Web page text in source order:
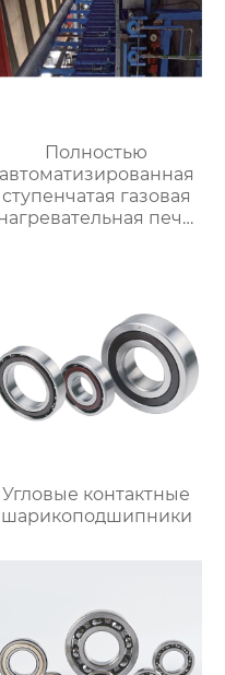
Полностью
автоматизированная
ступенчатая газовая
печь,
для ковки
Угловые контактные
шарикоподшипники